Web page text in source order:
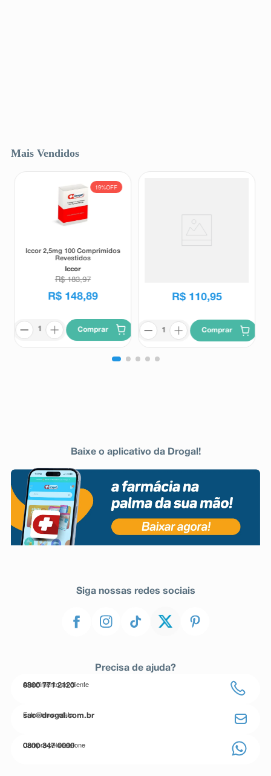
Mais Vendidos
19%OFF
Iccor 2,5mg 100 Comprimidos
Revestidos
Iccor
R$ 183,97
R$ 148,89
Comprar
R$ 110,95
Comprar
Baixe o aplicativo da Drogal!
Siga nossas redes sociais
Precisa de ajuda?
Atendimento ao cliente
0800 771 2120
Entre em contato
sac@drogal.com.br
Compre pelo telefone
0800 347 0000